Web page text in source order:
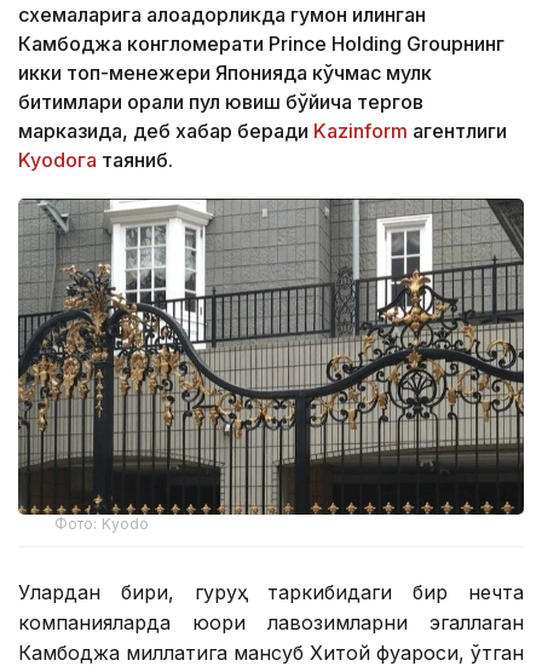
схемаларига алоқадорликда гумон қилинган
Камбоджа конгломерати Prince Holding Groupнинг
икки топ-менежери Японияда кўчмас мулк
битимлари орқали пул ювиш бўйича тергов
марказида, деб хабар беради Kazinform агентлиги
Kyodoга таяниб.
Фото: Kyodo
Улардан бири, гуруҳ таркибидаги бир нечта
компанияларда юқори лавозимларни эгаллаган
Камбоджа миллатига мансуб Хитой фуқароси, ўтган